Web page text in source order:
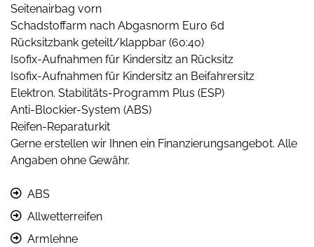
Seitenairbag vorn
Schadstoffarm nach Abgasnorm Euro 6d
Rücksitzbank geteilt/klappbar (60:40)
Isofix-Aufnahmen für Kindersitz an Rücksitz
Isofix-Aufnahmen für Kindersitz an Beifahrersitz
Elektron. Stabilitäts-Programm Plus (ESP)
Anti-Blockier-System (ABS)
Reifen-Reparaturkit
Gerne erstellen wir Ihnen ein Finanzierungsangebot. Alle
Angaben ohne Gewähr.
ABS
Allwetterreifen
Armlehne